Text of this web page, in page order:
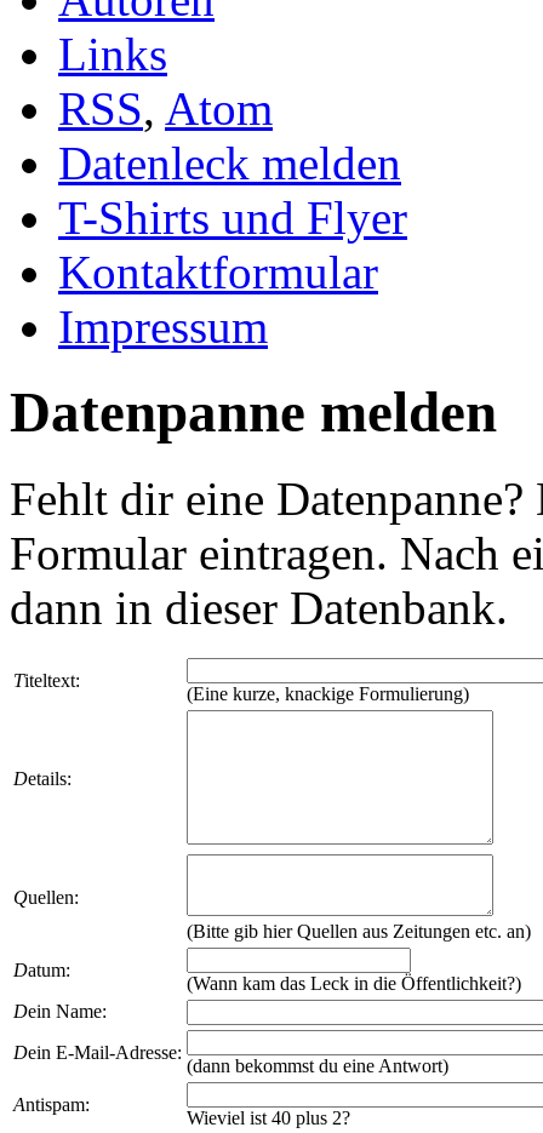
Links
RSS, Atom
Datenleck melden
T-Shirts und Flyer
Kontaktformular
Impressum
Datenpanne melden
Fehlt dir eine
Formular eintragen. Nach
dann in dieser Datenbank.
Titeltext:
(Eine kurze, knackige Formulierung)
Details:
Quellen:
(Bitte gib hier Quellen aus Zeitungen etc. an)
Datum:
(Wann kam das Leck in die Öffentlichkeit?)
Dein Name:
Dein E-Mail-Adresse:
(dann bekommst du eine Antwort)
Antispam:
Wieviel ist 40 plus 2?